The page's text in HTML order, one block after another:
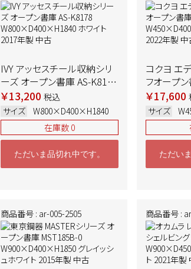
IVY アッセスチール収納シリ
ーズ オープン書庫 AS-K8178
W800×D400×H1840 ホワ
イト 2017年製 中古
￥13,200 税込
サイズ
W800×D400×H1840
在庫数 0
ただいま品切れ中です。
コクヨ エ
フオープ
K75SSAW
イト
￥17,600
サイズ
ただい
商品番号 : ar-005-2505 商品番号 :